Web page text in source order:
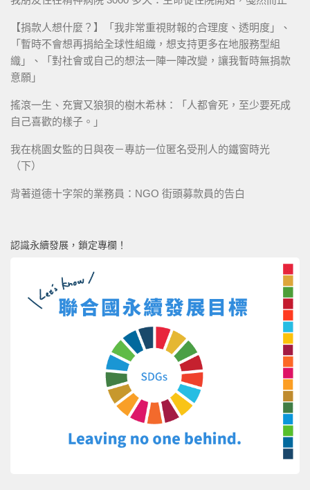
【捐款人想什麼？】「我非常重視財報的合理度、透明度」、
「暫時不會想再捐給全球性組織，想支持更多在地服務型組
織」、「對社會或自己的想法一陣一陣改變，讓我暫時無捐款
意願」
搖滾一生、充實又狼狽的樹木希林：「人都會死，至少要死成
自己喜歡的樣子。」
我在桃園女監的日與夜－專訪一位匿名受刑人的鐵窗時光
（下）
背著道德十字架的業務員：NGO 街頭募款員的告白
認識永續發展，鎖定專欄！